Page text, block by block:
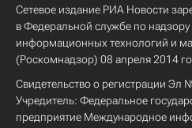
Сетевое издание РИА Новости
в Федеральной службе по надзору
информационных технологий и
(Роскомнадзор) 08 апреля 2014
Свидетельство о регистрации
Учредитель: Федеральное
предприятие Международное